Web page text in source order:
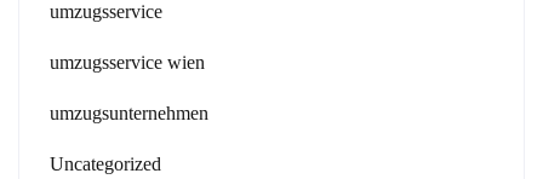
umzugsservice
umzugsservice wien
umzugsunternehmen
Uncategorized